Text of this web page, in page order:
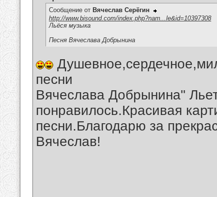
Сообщение от Вячеслав Серёгин
http://www.bisound.com/index.php?nam...le&id=10397308
Льёся музыка
Песня Вячеслава Добрынина
песни
Вячеслава Добрынина"
понравилось.Красивая
песни.Благодарю за
Вячеслав!